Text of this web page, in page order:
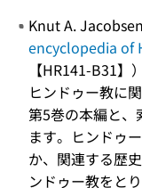
Knut A.
encyclopedia of
【HR141-B31】）
ヒンドゥー教に
第5巻の本編と、
ます。ヒンドゥ
か、関連する歴
ンドゥー教をと